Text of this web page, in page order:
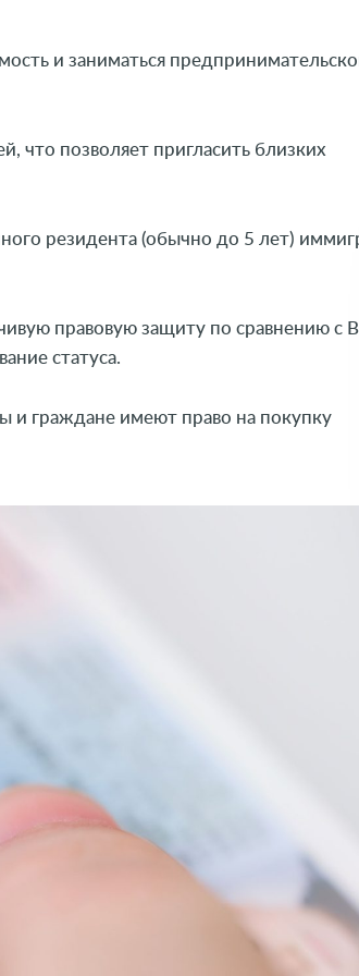
и заниматься
что позволяет пригласить близких
резидента (обычно до 5 лет)
правовую защиту по сравнению с
статуса.
и граждане имеют право на покупку